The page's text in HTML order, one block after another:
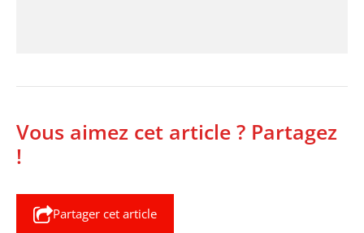
Vous aimez cet article ? Partagez
!
Partager cet article